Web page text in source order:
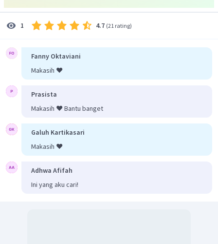
1 4.7 (21 rating)
Fanny Oktaviani
Makasih ❤️
Prasista
Makasih ❤️ Bantu banget
Galuh Kartikasari
Makasih ❤️
Adhwa Afifah
Ini yang aku cari!